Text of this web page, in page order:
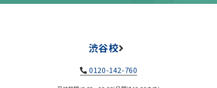
渋谷校
0120-142-760